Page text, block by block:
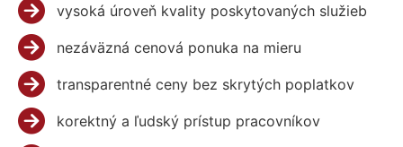
vysoká úroveň kvality poskytovaných služieb
nezáväzná cenová ponuka na mieru
transparentné ceny bez skrytých poplatkov
korektný a ľudský prístup pracovníkov